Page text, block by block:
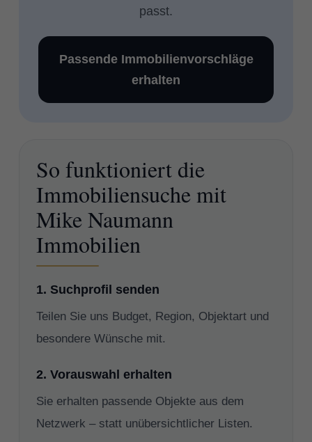
passt.
Passende Immobilienvorschläge
erhalten
So funktioniert die
Immobiliensuche mit
Mike Naumann
Immobilien
1. Suchprofil senden
Teilen Sie uns Budget, Region, Objektart und
besondere Wünsche mit.
2. Vorauswahl erhalten
Sie erhalten passende Objekte aus dem
Netzwerk – statt unübersichtlicher Listen.